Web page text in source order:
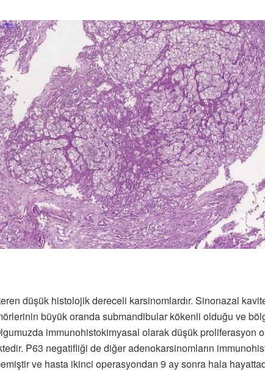
düşük histolojik dereceli karsinomlardır. Sinonazal
büyük oranda submandibular kökenli olduğu ve
immunohistokimyasal olarak düşük proliferasyon
P63 negatifliği de diğer adenokarsinomların
ve hasta ikinci operasyondan 9 ay sonra hala